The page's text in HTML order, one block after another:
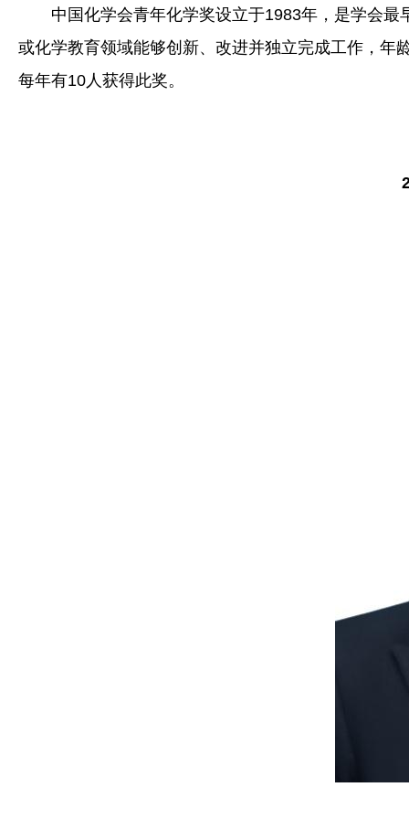
中国化学会青年化学奖设立于1983年，是学会
或化学教育领域能够创新、改进并独立完成工作，年
每年有10人获得此奖。